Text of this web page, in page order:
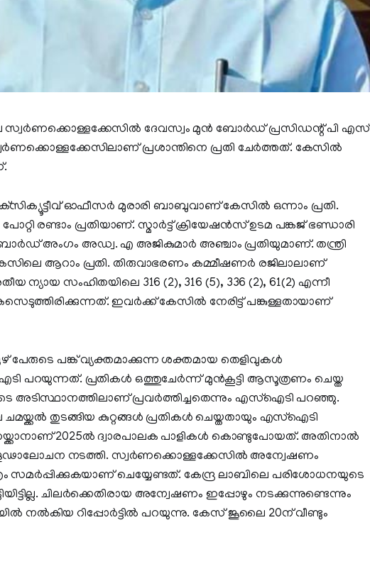
സ്വര്‍ണക്കൊള്ളക്കേസില്‍ ദേവസ്വം മുന്‍ ബോര്‍ഡ് പ്രസിഡന്റ് പി എസ്
പ്രശാന്തിനെ പ്രതി ചേര്‍ത്തത്. കേസില്‍
ഓഫീസര്‍ മുരാരി ബാബുവാണ് കേസില്‍ ഒന്നാം പ്രതി.
രണ്ടാം പ്രതിയാണ്. സ്മാര്‍ട്ട് ക്രിയേഷന്‍സ് ഉടമ പങ്കജ് ഭണ്ഡാരി
ബോര്‍ഡ് അംഗം അഡ്വ. എ അജികുമാര്‍ അഞ്ചാം പ്രതിയുമാണ്. തന്ത്രി
ആറാം പ്രതി. തിരുവാഭരണം കമ്മീഷണര്‍ രജിലാലാണ്
ന്യായ സംഹിതയിലെ 316 (2), 316 (5), 336 (2), 61(2) എന്നീ
ഇവര്‍ക്ക് കേസില്‍ നേരിട്ട് പങ്കുള്ളതായാണ്
പേരുടെ പങ്ക് വ്യക്തമാക്കുന്ന ശക്തമായ തെളിവുകള്‍
പറയുന്നത്. പ്രതികള്‍ ഒത്തുചേര്‍ന്ന് മുന്‍കൂട്ടി ആസൂത്രണം ചെയ്ത
അടിസ്ഥാനത്തിലാണ് പ്രവര്‍ത്തിച്ചതെന്നും എസ്‌ഐടി പറഞ്ഞു.
ചമയ്ക്കല്‍ തുടങ്ങിയ കുറ്റങ്ങള്‍ പ്രതികള്‍ ചെയ്തതായും എസ്‌ഐടി
2025ല്‍ ദ്വാരപാലക പാളികള്‍ കൊണ്ടുപോയത്. അതിനാല്‍
ഗൂഢാലോചന നടത്തി. സ്വര്‍ണക്കൊള്ളക്കേസില്‍ അന്വേഷണം
സമര്‍പ്പിക്കുകയാണ് ചെയ്യേണ്ടത്. കേന്ദ്ര ലാബിലെ പരിശോധനയുടെ
ചിലര്‍ക്കെതിരായ അന്വേഷണം ഇപ്പോഴും നടക്കുന്നുണ്ടെന്നും
നല്‍കിയ റിപ്പോര്‍ട്ടില്‍ പറയുന്നു. കേസ് ജൂലൈ 20ന് വീണ്ടും